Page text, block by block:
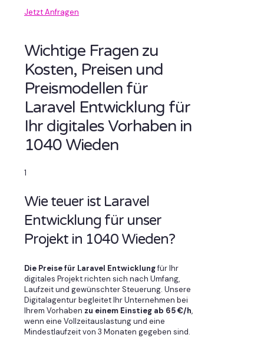
Jetzt Anfragen
Wichtige Fragen zu
Kosten, Preisen und
Preismodellen für
Laravel Entwicklung für
Ihr digitales Vorhaben in
1040 Wieden
1
Wie teuer ist Laravel
Entwicklung für unser
Projekt in 1040 Wieden?
Die Preise für Laravel Entwicklungfür Ihr
digitales Projekt richten sich nach Umfang,
Laufzeit und gewünschter Steuerung. Unsere
Digitalagentur begleitet Ihr Unternehmen bei
Ihrem Vorhaben zu einem Einstieg ab 65 €/h,
wenn eine Vollzeitauslastung und eine
Mindestlaufzeit von 3 Monaten gegeben sind.